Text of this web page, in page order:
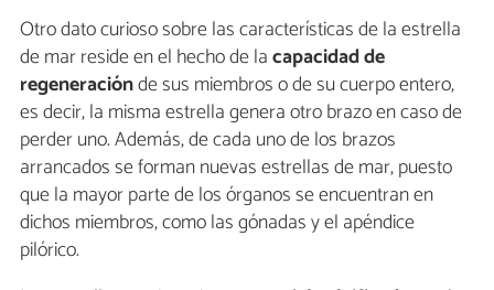
Otro dato curioso sobre las características de la estrella
de mar reside en el hecho de lacapacidad de
regeneraciónde sus miembros o de su cuerpo entero,
es decir, la misma estrella genera otro brazo en caso de
perder uno. Además, de cada uno de los brazos
arrancados se forman nuevas estrellas de mar, puesto
que la mayor parte de los órganos se encuentran en
dichos miembros, como las gónadas y el apéndice
pilórico.